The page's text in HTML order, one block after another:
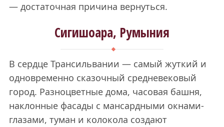
— достаточная причина вернуться.
Сигишоара, Румыния
В сердце Трансильвании — самый жуткий и
одновременно сказочный средневековый
город. Разноцветные дома, часовая башня,
наклонные фасады с мансардными окнами-
глазами, туман и колокола создают